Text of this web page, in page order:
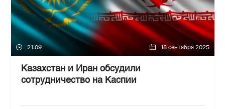
21:09 18 сентября 2025
Казахстан и Иран обсудили
сотрудничество на Каспии